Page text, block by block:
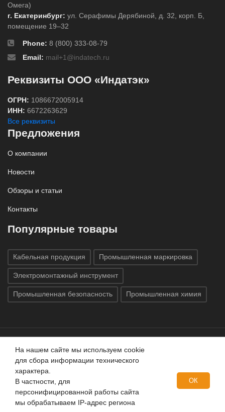
Омега)
г. Екатеринбург: ул. Серафимы Дерябиной, д. 32, корп. Б,
помещение 19–32
Phone: 8 (800) 333-08-79
Email: mail+1@indatech.ru
Реквизиты ООО «Индатэк»
ОГРН: 1086672005914
ИНН: 6672263629
Все реквизиты
Предложения
О компании
Новости
Обзоры и статьи
Контакты
Популярные товары
Кабельная продукция Промышленная маркировка
Электромонтажный инструмент
Промышленная безопасность Промышленная химия
Все права защищены © 2020 ГК «Индатэк»
защищены.Использование материалов с сайта запрещено.
Данный сайт не является публичной офертой, определяемой
положениями статей 437 (2) ГК РФ.
На нашем сайте мы используем cookie
для сбора информации технического
характера.
В частности, для
персонифицированной работы сайта
мы обрабатываем IP-адрес региона
ОК